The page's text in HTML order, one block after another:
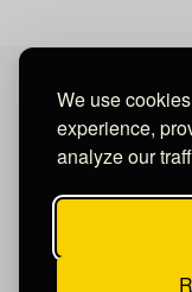
We use
experience,
analyze our
David
Salvador.